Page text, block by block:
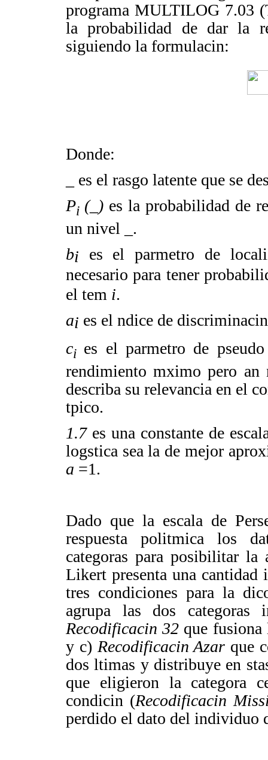
programa MULTILOG 7.03 (
la probabilidad de dar la
siguiendo la formulacin:
Donde:
es el rasgo latente que se
Pi (_)es la probabilidad de
un nivel
.
bi
es el parmetro de
necesario para tener
el tem i.
ai es el ndice de
ci es el parmetro de
rendimiento mximo pero
describa su relevancia en el
tpico.
1.7 es una constante de
logstica sea la de mejor
a =1.
Dado que la escala de
respuestapolitmica los
categoras para posibilitar
Likert presenta una cantidad
tres condiciones para la
agrupa las dos
Recodificacin 32 que fusiona
y c) Recodificacin Azar que
dos ltimas y distribuye en
que eligieron la categora
condicin (Recodificacin
perdido el dato del individuo